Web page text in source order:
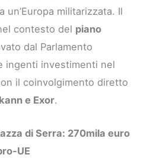
un’Europa militarizzata. Il
contesto del piano
dal Parlamento
ingenti investimenti nel
il coinvolgimento diretto
e Exor.
di Serra: 270mila euro
UE